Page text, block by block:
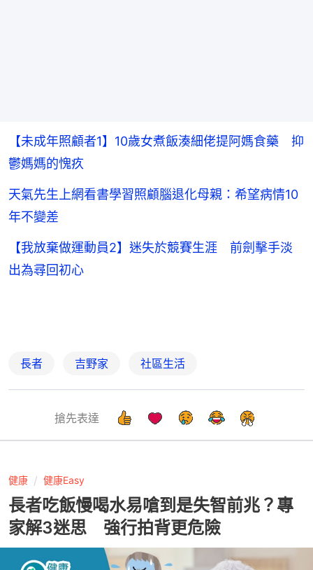
【未成年照顧者1】10歲女煮飯湊細佬提阿媽食藥 抑
鬱媽媽的愧疚
天氣先生上網看書學習照顧腦退化母親：希望病情10
年不變差
【我放棄做運動員2】迷失於競賽生涯 前劍擊手淡
出為尋回初心
長者 吉野家 社區生活
搶先表達
健康 健康Easy
長者吃飯慢喝水易嗆到是失智前兆？專
家解3迷思 強行拍背更危險